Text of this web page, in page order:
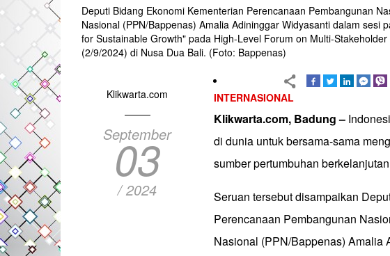
Deputi Bidang Ekonomi Kementerian Perencanaan Pembangunan
Nasional (PPN/Bappenas) Amalia Adininggar Widyasanti dalam sesi
for Sustainable Growth" pada High-Level Forum on Multi-
(2/9/2024) di Nusa Dua Bali. (Foto: Bappenas)
Klikwarta.com
September
03
/ 2024
INTERNASIONAL
Klikwarta.com, Badung –
di dunia untuk bersama-sama
sumber pertumbuhan
Seruan tersebut disampaikan
Perencanaan Pembangunan
Nasional (PPN/Bappenas) Amalia